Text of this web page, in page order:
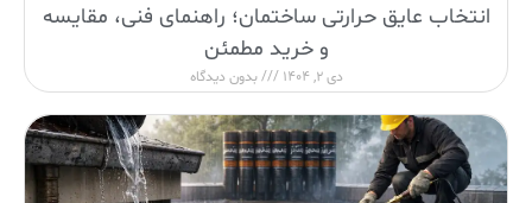
انتخاب عایق حرارتی ساختمان؛ راهنمای فنی، مقایسه
و خرید مطمئن
دی 2, 1404 بدون دیدگاه